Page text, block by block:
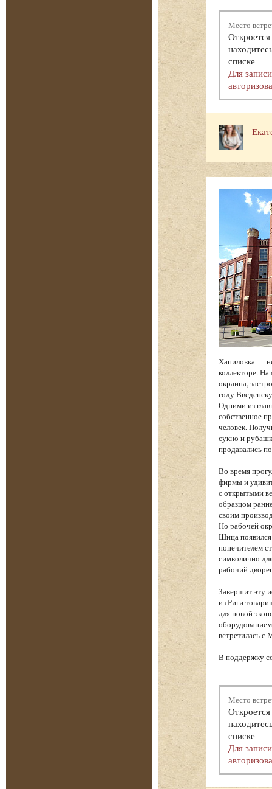
Место
списке
Для
Хапиловка —
коллекторе.
окраина,
году
Одними из
собственное
человек.
сукно и
продавались
Во время
фирмы и
с открытыми
образцом
своим
Но рабочей
Шица
попечителем
символично
рабочий
Завершит эту
из Риги
для новой
встретилась с
В поддержку
Место
списке
Для